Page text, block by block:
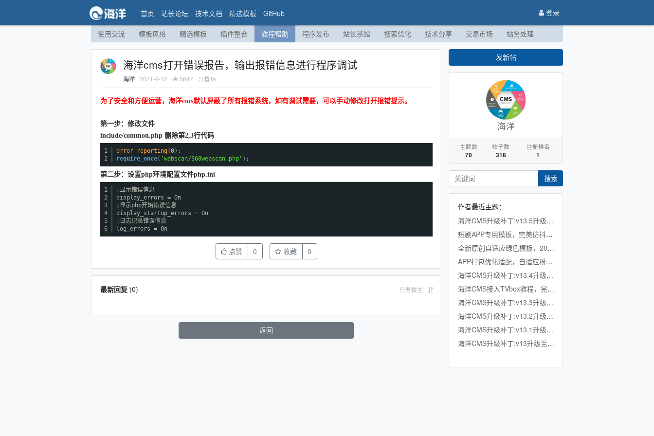
首页 站长论坛 技术文档 精选模板 GitHub 登录
使用交流 模板风格 精选模板 插件整合 教程帮助 程序发布 站长茶馆 搜索优化 技术分享 交易市场 站务处理
海洋cms打开错误报告，输出报错信息进行程序调试
海洋 2021-9-12 5647 只看Ta
为了安全和方便运营，海洋cms默认屏蔽了所有报错系统，如有调试需要，可以手动修改打开报错提示。
第一步：修改文件
include/common.php 删除第2,3行代码
1
2
error_reporting(0);
require_once( 'webscan/360webscan.php' );
第二步：设置php环境配置文件php.ini
1
2
3
4
5
6
;显示错误信息
display_errors = On
;显示php开始错误信息
display_startup_errors = On
;日志记录错误信息
log_errors = On
点赞 0 收藏 0
最新回复(0) 只看楼主
返回
发新帖
海洋
主题数
70
帖子数
318
注册排名
1
搜索
作者最近主题：
海洋CMS升级补丁:v13.5升级至v13.6
短剧APP专用模板，完美仿抖音竖屏短剧模板，滑动上下集，点赞收藏
全新原创自适应绿色模板，200K超小体积，加强版播放记录、搜索历史模块
APP打包优化适配，自适应粉色模板，小体积秒加载，模拟app动画效果，适合X
海洋CMS升级补丁:v13.4升级至v13.5
海洋CMS接入TVbox教程，完美适配TVbox，影视仓，OK影视等软件
海洋CMS升级补丁:v13.3升级至v13.4
海洋CMS升级补丁:v13.2升级至v13.3
海洋CMS升级补丁:v13.1升级至v13.2
海洋CMS升级补丁:v13升级至v13.1